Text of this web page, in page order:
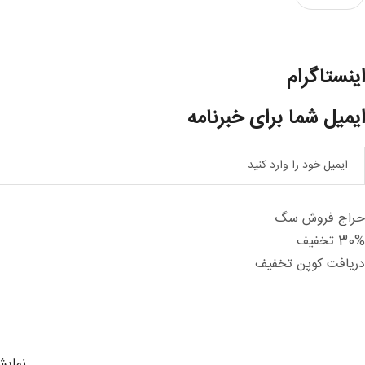
اینستاگرام
ایمیل شما برای خبرنامه
حراج فروش سگ
30% تخفیف
دریافت کوپن تخفیف